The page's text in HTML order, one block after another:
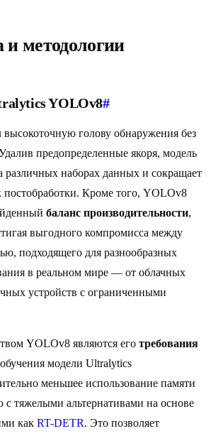
и методологии
YOLOv8#
голову обнаружения без
предопределенные якоря, модель
различных наборах данных и сокращает
постобработки. Кроме того, YOLOv8
баланс производительности,
выгодного компромисса между
подходящего для разнообразных
в реальном мире — от облачных
устройств с ограниченными
YOLOv8 являются его требования
модели Ultralytics
меньшее использование памяти
тяжелыми альтернативами на основе
как RT-DETR. Это позволяет